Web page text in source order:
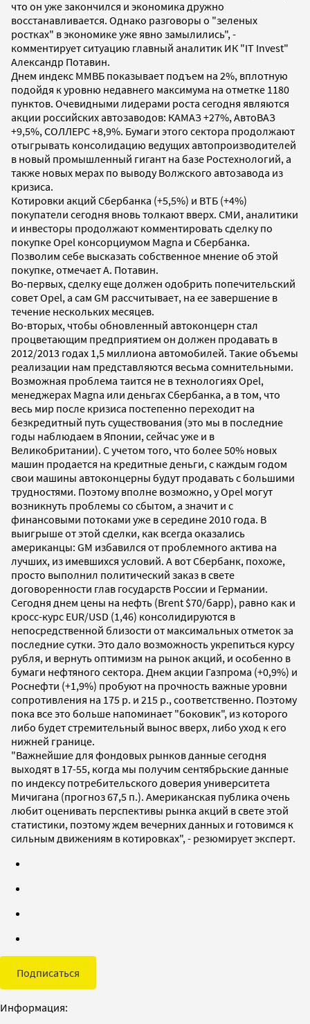
что он уже закончился и экономика дружно
восстанавливается. Однако разговоры о "зеленых
ростках" в экономике уже явно замылились", -
комментирует ситуацию главный аналитик ИК "IT Invest"
Александр Потавин.
Днем индекс ММВБ показывает подъем на 2%, вплотную
подойдя к уровню недавнего максимума на отметке 1180
пунктов. Очевидными лидерами роста сегодня являются
акции российских автозаводов: КАМАЗ +27%, АвтоВАЗ
+9,5%, СОЛЛЕРС +8,9%. Бумаги этого сектора продолжают
отыгрывать консолидацию ведущих автопроизводителей
в новый промышленный гигант на базе Ростехнологий, а
также новых мерах по выводу Волжского автозавода из
кризиса.
Котировки акций Сбербанка (+5,5%) и ВТБ (+4%)
покупатели сегодня вновь толкают вверх. СМИ, аналитики
и инвесторы продолжают комментировать сделку по
покупке Opel консорциумом Magna и Сбербанка.
Позволим себе высказать собственное мнение об этой
покупке, отмечает А. Потавин.
Во-первых, сделку еще должен одобрить попечительский
совет Opel, а сам GM рассчитывает, на ее завершение в
течение нескольких месяцев.
Во-вторых, чтобы обновленный автоконцерн стал
процветающим предприятием он должен продавать в
2012/2013 годах 1,5 миллиона автомобилей. Такие объемы
реализации нам представляются весьма сомнительными.
Возможная проблема таится не в технологиях Opel,
менеджерах Magna или деньгах Сбербанка, а в том, что
весь мир после кризиса постепенно переходит на
безкредитный путь существования (это мы в последние
годы наблюдаем в Японии, сейчас уже и в
Великобритании). С учетом того, что более 50% новых
машин продается на кредитные деньги, с каждым годом
свои машины автоконцерны будут продавать с большими
трудностями. Поэтому вполне возможно, у Opel могут
возникнуть проблемы со сбытом, а значит и с
финансовыми потоками уже в середине 2010 года. В
выигрыше от этой сделки, как всегда оказались
американцы: GM избавился от проблемного актива на
лучших, из имевшихся условий. А вот Сбербанк, похоже,
просто выполнил политический заказ в свете
договоренности глав государств России и Германии.
Сегодня днем цены на нефть (Brent $70/барр), равно как и
кросс-курс EUR/USD (1,46) консолидируются в
непосредственной близости от максимальных отметок за
последние сутки. Это дало возможность укрепиться курсу
рубля, и вернуть оптимизм на рынок акций, и особенно в
бумаги нефтяного сектора. Днем акции Газпрома (+0,9%) и
Роснефти (+1,9%) пробуют на прочность важные уровни
сопротивления на 175 р. и 215 р., соответственно. Поэтому
пока все это больше напоминает "боковик", из которого
либо будет стремительный вынос вверх, либо уход к его
нижней границе.
"Важнейшие для фондовых рынков данные сегодня
выходят в 17-55, когда мы получим сентябрьские данные
по индексу потребительского доверия университета
Мичигана (прогноз 67,5 п.). Американская публика очень
любит оценивать перспективы рынка акций в свете этой
статистики, поэтому ждем вечерних данных и готовимся к
сильным движениям в котировках", - резюмирует эксперт.
Подписаться
Информация: